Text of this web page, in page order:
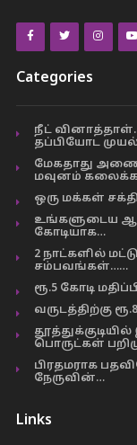
Categories
நீட்
தப்பியோட
மேகதாது
மவுனம்
ஒரு மக்கள்
உங்களுடைய
கோடியாக…
2 நாட்களில்
சம்பவங்கள்……
ரூ.5 கோடி
வருடத்திற்கு
பொருட்கள்
பிரதமராக
நேருவின்…
Links